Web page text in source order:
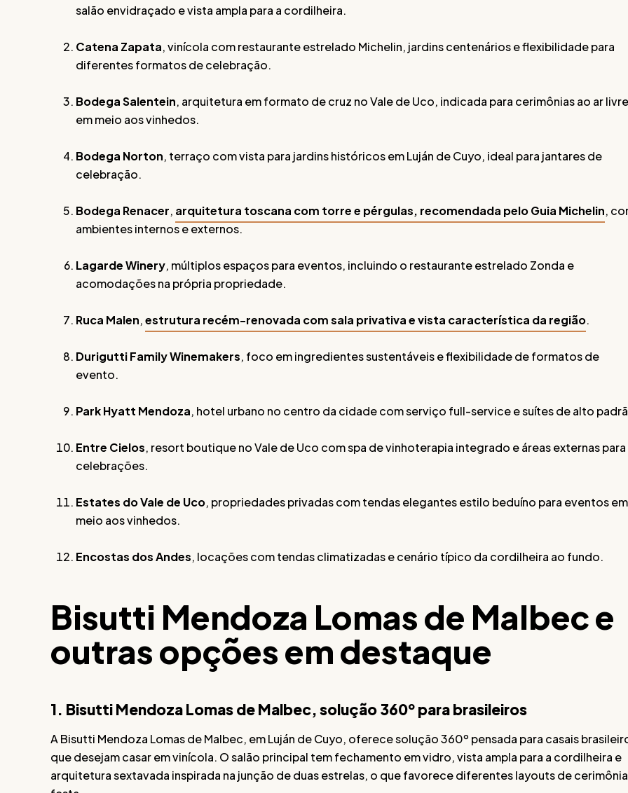
salão envidraçado e vista ampla para a cordilheira.
Catena Zapata, vinícola com restaurante estrelado Michelin, jardins centenários e flexibilidade para
diferentes formatos de celebração.
Bodega Salentein, arquitetura em formato de cruz no Vale de Uco, indicada para cerimônias ao ar livre
em meio aos vinhedos.
Bodega Norton, terraço com vista para jardins históricos em Luján de Cuyo, ideal para jantares de
celebração.
Bodega Renacer, arquitetura toscana com torre e pérgulas, recomendada pelo Guia Michelin,
ambientes internos e externos.
Lagarde Winery, múltiplos espaços para eventos, incluindo o restaurante estrelado Zonda e
acomodações na própria propriedade.
Ruca Malen,estrutura recém-renovada com sala privativa e vista característica da região.
Durigutti Family Winemakers, foco em ingredientes sustentáveis e flexibilidade de formatos de
evento.
Park Hyatt Mendoza, hotel urbano no centro da cidade com serviço full-service e suítes de alto
Entre Cielos, resort boutique no Vale de Uco com spa de vinhoterapia integrado e áreas externas para
celebrações.
Estates do Vale de Uco, propriedades privadas com tendas elegantes estilo beduíno para eventos em
meio aos vinhedos.
Encostas dos Andes, locações com tendas climatizadas e cenário típico da cordilheira ao fundo.
Bisutti Mendoza Lomas de Malbec e
outras opções em destaque
1. Bisutti Mendoza Lomas de Malbec, solução 360º para brasileiros
A Bisutti Mendoza Lomas de Malbec, em Luján de Cuyo, oferece solução 360º pensada para casais
que desejam casar em vinícola. O salão principal tem fechamento em vidro, vista ampla para a cordilheira e
arquitetura sextavada inspirada na junção de duas estrelas, o que favorece diferentes layouts de